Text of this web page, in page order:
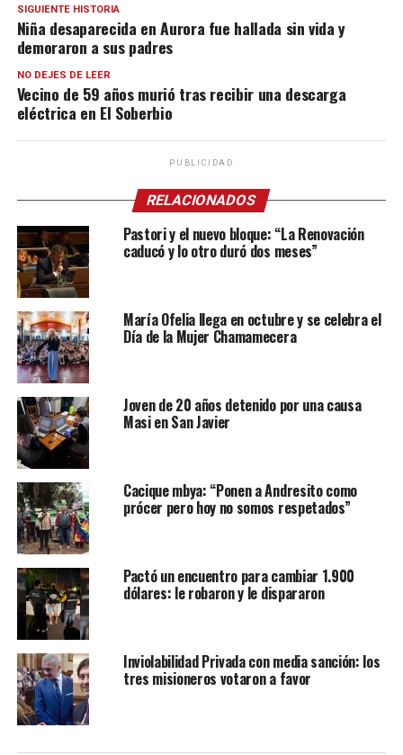
SIGUIENTE HISTORIA
Niña desaparecida en Aurora fue hallada sin vida y
demoraron a sus padres
NO DEJES DE LEER
Vecino de 59 años murió tras recibir una descarga
eléctrica en El Soberbio
PUBLICIDAD
RELACIONADOS
Pastori y el nuevo bloque: “La Renovación
caducó y lo otro duró dos meses”
María Ofelia llega en octubre y se celebra el
Día de la Mujer Chamamecera
Joven de 20 años detenido por una causa
Masi en San Javier
Cacique mbya: “Ponen a Andresito como
prócer pero hoy no somos respetados”
Pactó un encuentro para cambiar 1.900
dólares: le robaron y le dispararon
Inviolabilidad Privada con media sanción: los
tres misioneros votaron a favor